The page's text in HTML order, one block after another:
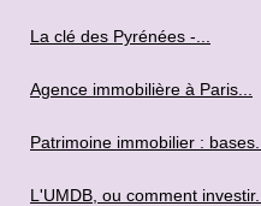
La clé des Pyrénées -...
Agence immobilière à Paris...
Patrimoine immobilier : bases...
L'UMDB, ou comment investir...